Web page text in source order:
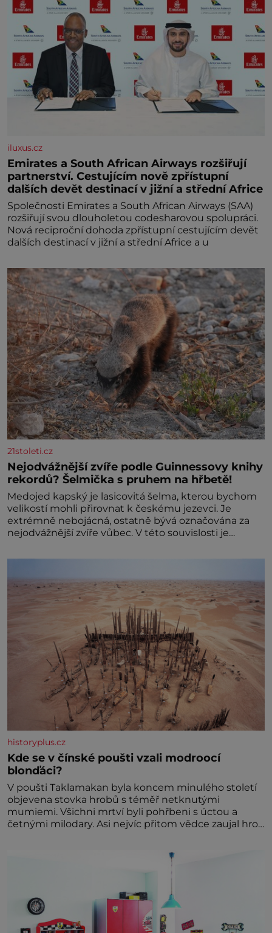
iluxus.cz
Emirates a South African Airways rozšiřují
partnerství. Cestujícím nově zpřístupní
dalších devět destinací v jižní a střední Africe
Společnosti Emirates a South African Airways (SAA)
rozšiřují svou dlouholetou codesharovou spolupráci.
Nová reciproční dohoda zpřístupní cestujícím devět
dalších destinací v jižní a střední Africe a u
21stoleti.cz
Nejodvážnější zvíře podle Guinnessovy knihy
rekordů? Šelmička s pruhem na hřbetě!
Medojed kapský je lasicovitá šelma, kterou bychom
velikostí mohli přirovnat k českému jezevci. Je
extrémně nebojácná, ostatně bývá označována za
nejodvážnější zvíře vůbec. V této souvislosti je
historyplus.cz
Kde se v čínské poušti vzali modroocí
blonďáci?
V poušti Taklamakan byla koncem minulého století
objevena stovka hrobů s téměř netknutými
mumiemi. Všichni mrtví byli pohřbeni s úctou a
četnými milodary. Asi nejvíc přitom vědce zaujal hrob
dávných lidí nesmírně dobře zachovalá, přičítají
odborníci zdejším klimatickým podmínkám. Sucho,